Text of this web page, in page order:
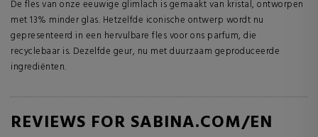
De fles van onze eeuwige glimlach is gemaakt van kristal, ontworpen
met 13% minder glas. Hetzelfde iconische ontwerp wordt nu
gepresenteerd in een hervulbare fles voor ons parfum, die
recyclebaar is. Dezelfde geur, nu met duurzaam geproduceerde
ingrediënten.
REVIEWS FOR SABINA.COM/EN